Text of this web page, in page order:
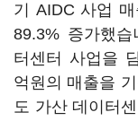
기 AIDC 사업
89.3% 증가했습
터센터 사업을
억원의 매출을
도 가산 데이터